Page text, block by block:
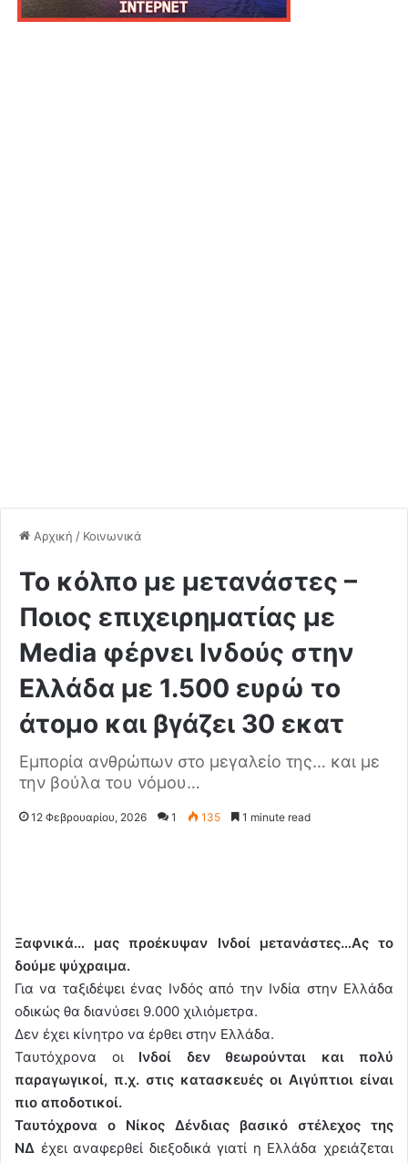
Αρχική / Κοινωνικά
Το κόλπο με μετανάστες –
Ποιος επιχειρηματίας με
Media φέρνει Ινδούς στην
Ελλάδα με 1.500 ευρώ το
άτομο και βγάζει 30 εκατ
Εμπορία ανθρώπων στο μεγαλείο της… και με
την βούλα του νόμου…
12 Φεβρουαρίου, 2026 1 135 1 minute read
Ξαφνικά… μας προέκυψαν Ινδοί μετανάστες…Ας το
δούμε ψύχραιμα.
Για να ταξιδέψει ένας Ινδός από την Ινδία στην Ελλάδα
οδικώς θα διανύσει 9.000 χιλιόμετρα.
Δεν έχει κίνητρο να έρθει στην Ελλάδα.
Ταυτόχρονα οιΙνδοί δεν θεωρούνται και πολύ
παραγωγικοί, π.χ. στις κατασκευές οι Αιγύπτιοι είναι
πιο αποδοτικοί.
Ταυτόχρονα ο Νίκος Δένδιας βασικό στέλεχος της
ΝΔ έχει αναφερθεί διεξοδικά γιατί η Ελλάδα χρειάζεται